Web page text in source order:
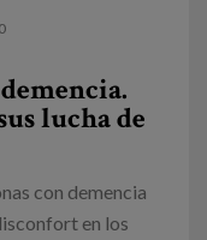
lucha de
con demencia
en los